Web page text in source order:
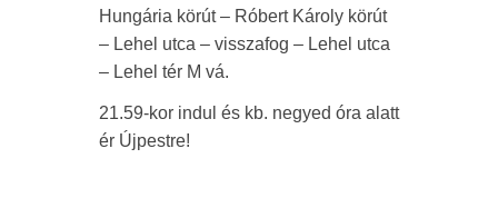
Hungária körút – Róbert Károly körút
– Lehel utca – visszafog – Lehel utca
– Lehel tér M vá.
21.59-kor indul és kb. negyed óra alatt
ér Újpestre!